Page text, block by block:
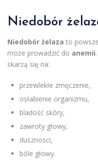
Niedobór
Niedobór żelaza to
może prowadzić do anemii
skarżą się na:
przewlekłe zmęczenie,
osłabienie organizmu,
bladość skóry,
zawroty głowy,
dusznosci,
bóle głowy.